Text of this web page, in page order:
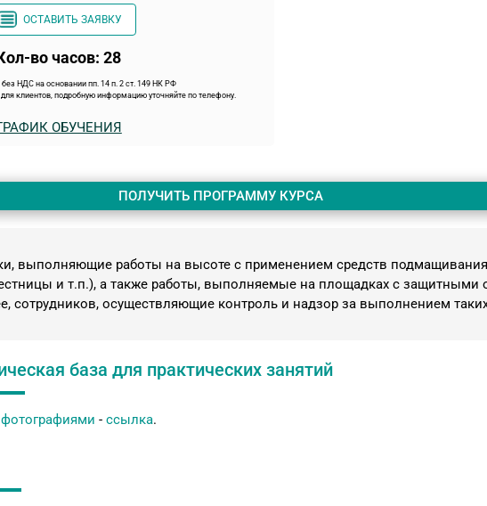
ОСТАВИТЬ ЗАЯВКУ
во часов: 28
НДС на основании пп. 14 п. 2 ст. 149 НК РФ
клиентов, подробную информацию уточняйте по телефону.
ОБУЧЕНИЯ
ПОЛУЧИТЬ ПРОГРАММУ КУРСА
выполняющие работы на высоте с применением средств
и т.п.), а также работы, выполняемые на площадках с защитными
сотрудников, осуществляющие контроль и надзор за выполнением
база для практических занятий
- ссылка.